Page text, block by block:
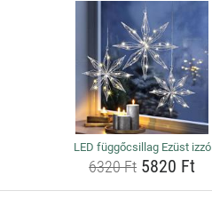
LED függőcsillag Ezüst izzó
6320 Ft 5820 Ft